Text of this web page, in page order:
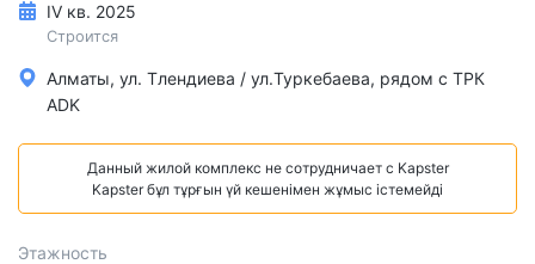
IV кв. 2025
Строится
Алматы, ул. Тлендиева / ул.Туркебаева, рядом с ТРК
ADK
Данный жилой комплекс не сотрудничает с Kapster
Kapster бұл тұрғын үй кешенімен жұмыс істемейді
Этажность